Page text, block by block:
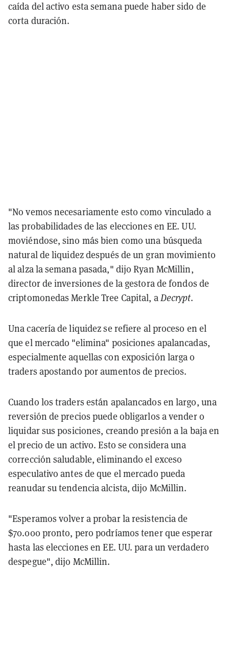
caída del activo esta semana puede haber sido de
corta duración.
"No vemos necesariamente esto como vinculado a
las probabilidades de las elecciones en EE. UU.
moviéndose, sino más bien como una búsqueda
natural de liquidez después de un gran movimiento
al alza la semana pasada," dijo Ryan McMillin,
director de inversiones de la gestora de fondos de
criptomonedas Merkle Tree Capital, aDecrypt.
Una cacería de liquidez se refiere al proceso en el
que el mercado "elimina" posiciones apalancadas,
especialmente aquellas con exposición larga o
traders apostando por aumentos de precios.
Cuando los traders están apalancados en largo, una
reversión de precios puede obligarlos a vender o
liquidar sus posiciones, creando presión a la baja en
el precio de un activo. Esto se considera una
corrección saludable, eliminando el exceso
especulativo antes de que el mercado pueda
reanudar su tendencia alcista, dijo McMillin.
"Esperamos volver a probar la resistencia de
$70.000 pronto, pero podríamos tener que esperar
hasta las elecciones en EE. UU. para un verdadero
despegue", dijo McMillin.